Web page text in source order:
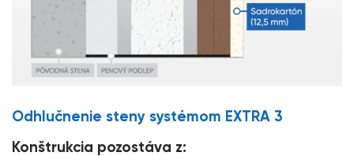
Odhlučnenie steny systémom EXTRA 3
Konštrukcia pozostáva z: